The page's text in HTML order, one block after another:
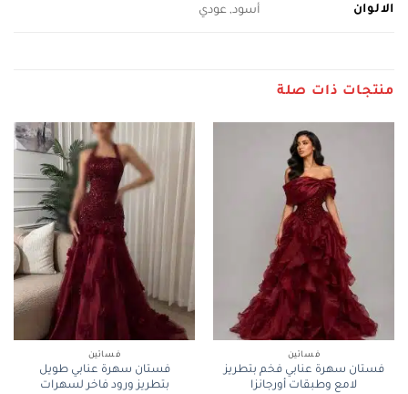
الالوان أسود, عودي
منتجات ذات صلة
فساتين
فستان سهرة عنابي فخم بتطريز
لامع وطبقات أورجانزا
فساتين
فستان سهرة عنابي طويل
بتطريز ورود فاخر لسهرات